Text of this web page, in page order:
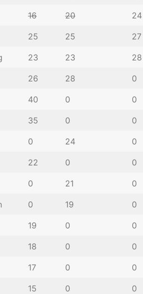
16 20 24
25 25 27
23 23 28
26 28 0
40 0 0
35 0 0
0 24 0
22 0 0
0 21 0
0 19 0
19 0 0
18 0 0
17 0 0
15 0 0